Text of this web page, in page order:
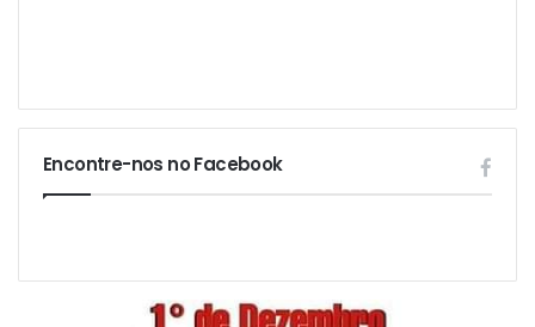
Encontre-nos no Facebook